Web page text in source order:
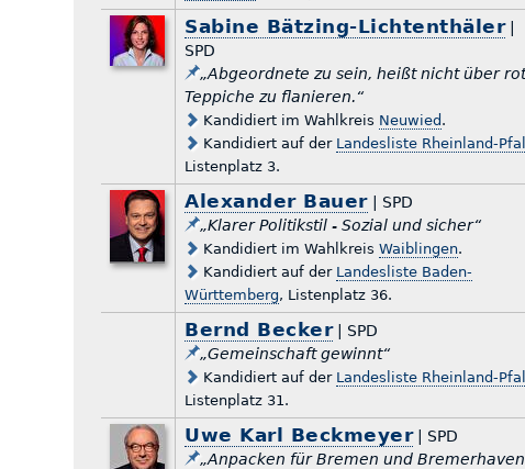
Sabine Bätzing-Lichtenthäler|
SPD
„Abgeordnete zu sein, heißt nicht über
Teppiche zu flanieren.“
Kandidiert im Wahlkreis Neuwied .
Kandidiert auf der Landesliste Rheinland-
Listenplatz 3.
Alexander Bauer| SPD
„Klarer Politikstil - Sozial und sicher“
Kandidiert im WahlkreisWaiblingen.
Kandidiert auf der Landesliste Baden-
Württemberg, Listenplatz 36.
Bernd Becker| SPD
„Gemeinschaft gewinnt“
Kandidiert auf der Landesliste Rheinland-
Listenplatz 31.
Uwe Karl Beckmeyer| SPD
„Anpacken für Bremen und